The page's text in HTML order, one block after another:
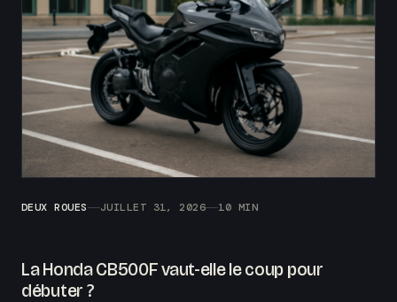
DEUX ROUES JUILLET 31, 2026 10 MIN
La Honda CB500F vaut-elle le coup pour
débuter ?